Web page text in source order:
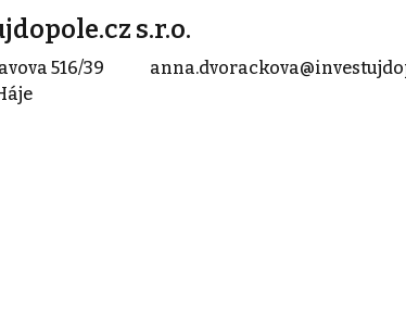
s.r.o.
516/39